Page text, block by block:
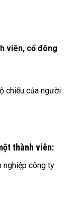
viên, cổ đông
chiếu của người
thành viên:
nghiệp công ty